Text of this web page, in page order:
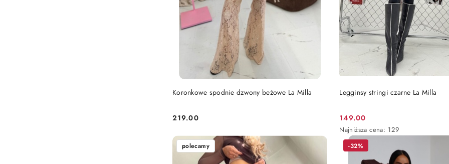
Koronkowe spodnie dzwony beżowe La Milla
Cena:
219.00
DO KOSZYKA Legginsy stringi czarne La Milla
Cena
promocyjna:
149.00
Najniższa
cena
Najniższa cena: 129
DO KOSZYKA
polecamy -32%